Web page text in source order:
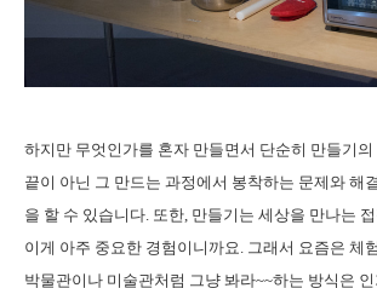
하지만 무엇인가를 혼자 만들면서 단순히 만들기
끝이 아닌 그 만드는 과정에서 봉착하는 문제와 해
을 할 수 있습니다. 또한, 만들기는 세상을 만나는
이게 아주 중요한 경험이니까요. 그래서 요즘은 체
박물관이나 미술관처럼 그냥 봐라~~하는 방식은